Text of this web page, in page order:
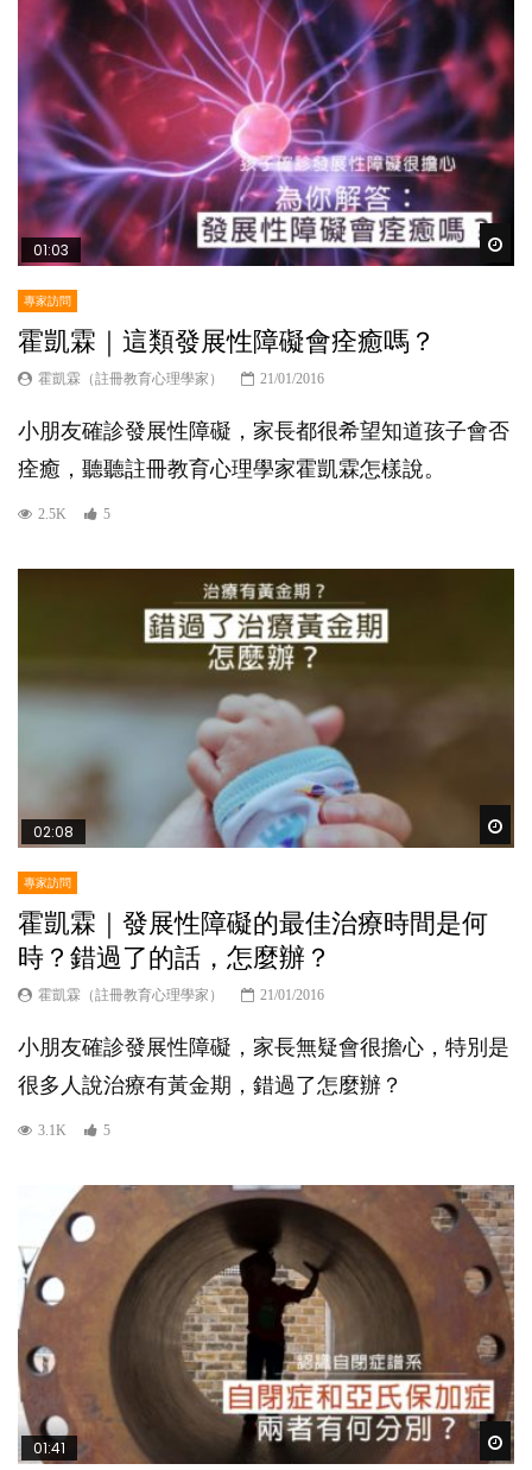
01:03
專家訪問
霍凱霖｜這類發展性障礙會痊癒嗎？
霍凱霖（註冊教育心理學家） 21/01/2016
小朋友確診發展性障礙，家長都很希望知道孩子會否
痊癒，聽聽註冊教育心理學家霍凱霖怎樣說。
2.5K 5
02:08
專家訪問
霍凱霖｜發展性障礙的最佳治療時間是何
時？錯過了的話，怎麼辦？
霍凱霖（註冊教育心理學家） 21/01/2016
小朋友確診發展性障礙，家長無疑會很擔心，特別是
很多人說治療有黃金期，錯過了怎麼辦？
3.1K 5
01:41